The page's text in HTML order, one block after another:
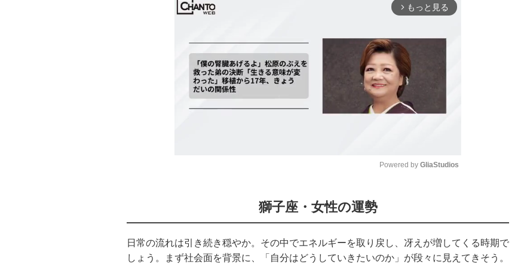
arrow_forward_ios もっと見る
Powered by GliaStudios
獅子座・女性の運勢
日常の流れは引き続き穏やか。その中でエネルギーを取り戻し、冴えが増してくる時期で
しょう。まず社会面を背景に、「自分はどうしていきたいのか」が段々に見えてきそう。